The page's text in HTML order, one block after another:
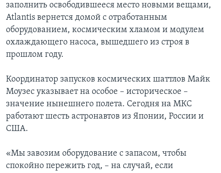
заполнить освободившееся место новыми вещами,
Atlantis вернется домой с отработанным
оборудованием, космическим хламом и модулем
охлаждающего насоса, вышедшего из строя в
прошлом году.
Координатор запусков космических шаттлов Майк
Моузес указывает на особое – историческое –
значение нынешнего полета. Сегодня на МКС
работают шесть астронавтов из Японии, России и
США.
«Мы завозим оборудование с запасом, чтобы
спокойно пережить год, – на случай, если